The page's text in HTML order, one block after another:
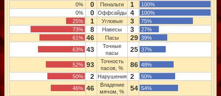
0%
0 Пенальти 1
100%
0%
0 Оффсайды 4
100%
25%
1 Угловые 3
75%
73%
8 Навесы 3
27%
61% 46 Пасы 29 39%
63% 43
Точные
пасы
25 37%
52% 93
Точность
пасов, %
86 48%
50%
2 Нарушения 2
50%
46% 46
Владение
мячом, %
54 54%